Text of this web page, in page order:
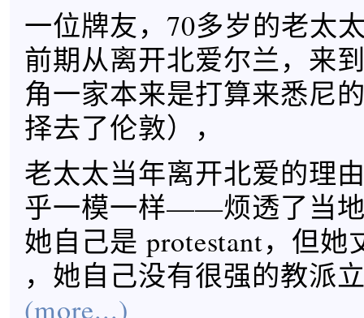
一位牌友，70多岁的老太
前期从离开北爱尔兰，来
角一家本来是打算来悉尼
择去了伦敦），
老太太当年离开北爱的理
乎一模一样——烦透了当
她自己是 protestant，但她
，她自己没有很强的教派
(more...)